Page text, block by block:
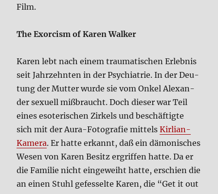
Film.
The Exor­cism of Karen Wal­ker
Karen lebt nach einem trau­ma­ti­schen Erleb­nis
seit Jahr­zehn­ten in der Psych­ia­trie. In der Deu­
tung der Mut­ter wur­de sie vom Onkel Alex­an­
der sexu­ell miß­braucht. Doch die­ser war Teil
eines eso­te­ri­schen Zir­kels und beschäf­tig­te
sich mit der Aura-Foto­gra­fie mit­telsKir­li­an-
Kame­ra. Er hat­te erkannt, daß ein dämo­ni­sches
Wesen von Karen Besitz ergrif­fen hat­te. Da er
die Fami­lie nicht ein­ge­weiht hat­te, erschien die
an einen Stuhl gefes­sel­te Karen, die “Get it out